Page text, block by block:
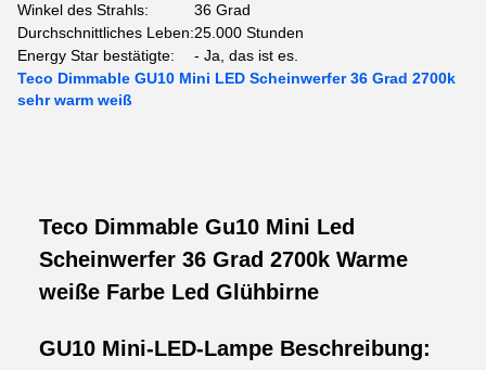
Winkel des Strahls:
36 Grad
Durchschnittliches Leben:25.000 Stunden
Energy Star bestätigte:
- Ja, das ist es.
Teco Dimmable GU10 Mini LED Scheinwerfer 36 Grad 2700k
sehr warm weiß
Teco Dimmable Gu10 Mini Led
Scheinwerfer 36 Grad 2700k Warme
weiße Farbe Led Glühbirne
GU10 Mini-LED-Lampe Beschreibung: